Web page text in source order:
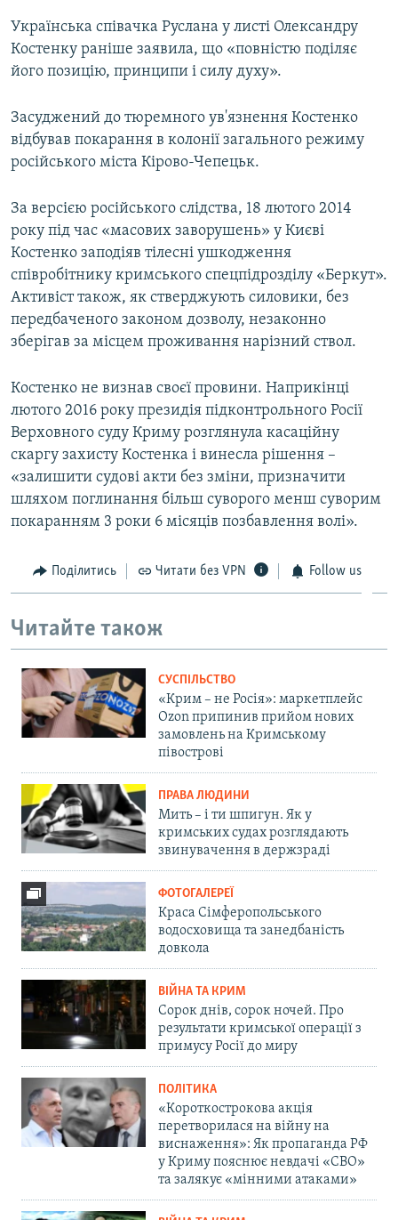
Українська співачка Руслана у листі Олександру
Костенку раніше заявила, що «повністю поділяє
його позицію, принципи і силу духу».
Засуджений до тюремного ув'язнення Костенко
відбував покарання в колонії загального режиму
російського міста Кірово-Чепецьк.
За версією російського слідства, 18 лютого 2014
року під час «масових заворушень» у Києві
Костенко заподіяв тілесні ушкодження
співробітнику кримського спецпідрозділу «Беркут».
Активіст також, як стверджують силовики, без
передбаченого законом дозволу, незаконно
зберігав за місцем проживання нарізний ствол.
Костенко не визнав своєї провини. Наприкінці
лютого 2016 року президія підконтрольного Росії
Верховного суду Криму розглянула касаційну
скаргу захисту Костенка і винесла рішення –
«залишити судові акти без зміни, призначити
шляхом поглинання більш суворого менш суворим
покаранням 3 роки 6 місяців позбавлення волі».
Поділитись Читати без VPN Follow us
Читайте також
СУСПІЛЬСТВО
«Крим – не Росія»: маркетплейс
Ozon припинив прийом нових
замовлень на Кримському
півострові
ПРАВА ЛЮДИНИ
Мить – і ти шпигун. Як у
кримських судах розглядають
звинувачення в держзраді
ФОТОГАЛЕРЕЇ
Краса Сімферопольського
водосховища та занедбаність
довкола
ВІЙНА ТА КРИМ
Сорок днів, сорок ночей. Про
результати кримської операції з
примусу Росії до миру
ПОЛІТИКА
«Короткострокова акція
перетворилася на війну на
виснаження»: Як пропаганда РФ
у Криму пояснює невдачі «СВО»
та залякує «мінними атаками»